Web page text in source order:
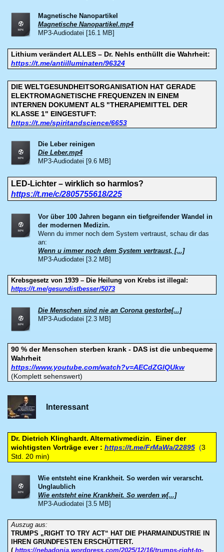
Magnetische Nanopartikel
Magnetische Nanopartikel.mp4
MP3-Audiodatei [16.1 MB]
Lithium verändert ALLES – Dr. Nehls enthüllt die Wahrheit:
https://t.me/antiilluminaten/96324
DIE WELTGESUNDHEITSORGANISATION HAT GERADE
ELEKTROMAGNETISCHE FREQUENZEN IN EINEM
INTERNEN DOKUMENT ALS "THERAPIEMITTEL DER
KLASSE 1" EINGESTUFT:
https://t.me/spiritandscience/6653
Die Leber reinigen
Die Leber.mp4
MP3-Audiodatei [9.6 MB]
LED-Lichter – wirklich so harmlos?
https://t.me/c/2805755618/225
Vor über 100 Jahren begann ein tiefgreifender Wandel in
der modernen Medizin.
Wenn du immer noch dem System vertraust, schau dir das
an:
Wenn u immer noch dem System vertraust, [...]
MP3-Audiodatei [3.2 MB]
Krebsgesetz von 1939 – Die Heilung von Krebs ist illegal:
https://t.me/gesundistbesser/5073
Die Menschen sind nie an Corona gestorbe[...]
MP3-Audiodatei [2.3 MB]
90 % der Menschen sterben krank - DAS ist die unbequeme
Wahrheit
https://www.youtube.com/watch?v=AECdZGlQUkw
(Komplett sehenswert)
Interessant
Dr. Dietrich Klinghardt. Alternativmedizin. Einer der
wichtigsten Vorträge ever : https://t.me/FrMaWa/22895(3
Std. 20 min)
Wie entsteht eine Krankheit. So werden wir verarscht.
Unglaublich
Wie entsteht eine Krankheit. So werden w[...]
MP3-Audiodatei [3.5 MB]
Auszug aus:
TRUMPS „RIGHT TO TRY ACT“ HAT DIE PHARMAINDUSTRIE IN
IHREN GRUNDFESTEN ERSCHÜTTERT.
( https://nebadonia.wordpress.com/2025/12/16/trumps-right-to-